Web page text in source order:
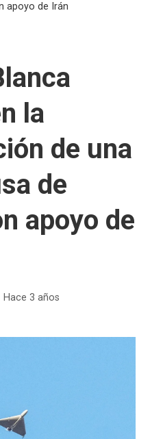
apoyo de Irán
la
de una
de
apoyo de
Hace 3 años